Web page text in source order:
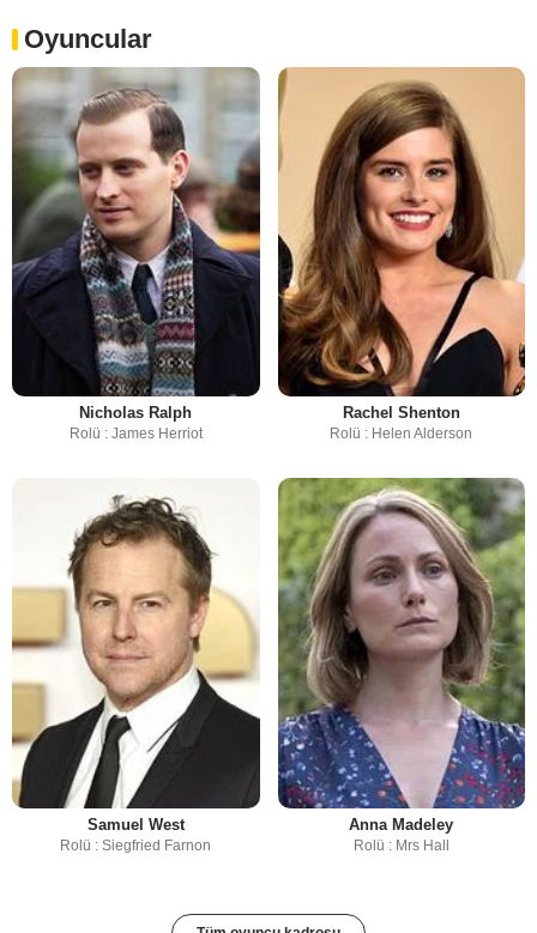
Oyuncular
Nicholas Ralph
Rolü : James Herriot
Rachel Shenton
Rolü : Helen Alderson
Samuel West
Rolü : Siegfried Farnon
Anna Madeley
Rolü : Mrs Hall